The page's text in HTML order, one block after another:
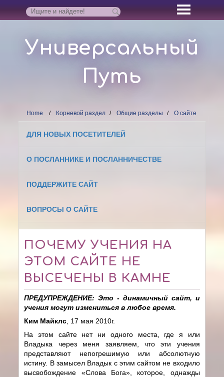
Универсальный
Путь
Home Корневой раздел Общие разделы О сайте
ДЛЯ НОВЫХ ПОСЕТИТЕЛЕЙ
О ПОСЛАННИКЕ И ПОСЛАННИЧЕСТВЕ
ПОДДЕРЖИТЕ САЙТ
ВОПРОСЫ О САЙТЕ
ПОЧЕМУ УЧЕНИЯ НА
ЭТОМ САЙТЕ НЕ
ВЫСЕЧЕНЫ В КАМНЕ
ПРЕДУПРЕЖДЕНИЕ: Это - динамичный сайт, и
учения могут измениться в любое время.
Ким Майклс , 17 мая 2010г.
На этом сайте нет ни одного места, где я или
Владыка через меня заявляем, что эти учения
представляют непогрешимую или абсолютную
истину. В замысел Владык с этим сайтом не входило
высвобождение «Слова Бога», которое, однажды